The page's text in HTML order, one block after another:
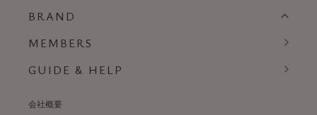
BRAND
MEMBERS
GUIDE & HELP
会社概要